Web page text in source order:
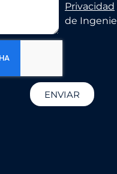
Privacidad
de
ENVIAR